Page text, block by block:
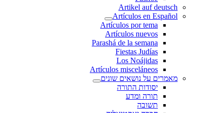
Artikel auf deutsch
Artículos en Español
Artículos por tema
Artículos nuevos
Parashá de la semana
Fiestas Judías
Los Noájidas
Artículos misceláneos
מאמרים על נושאים שונים
יסודות התורה
תורה ומדע
תשובה